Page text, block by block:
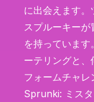
に出会えます。
スプルーキー
を持っています
ーテリングと、
フォームチャレ
Sprunki: ミス